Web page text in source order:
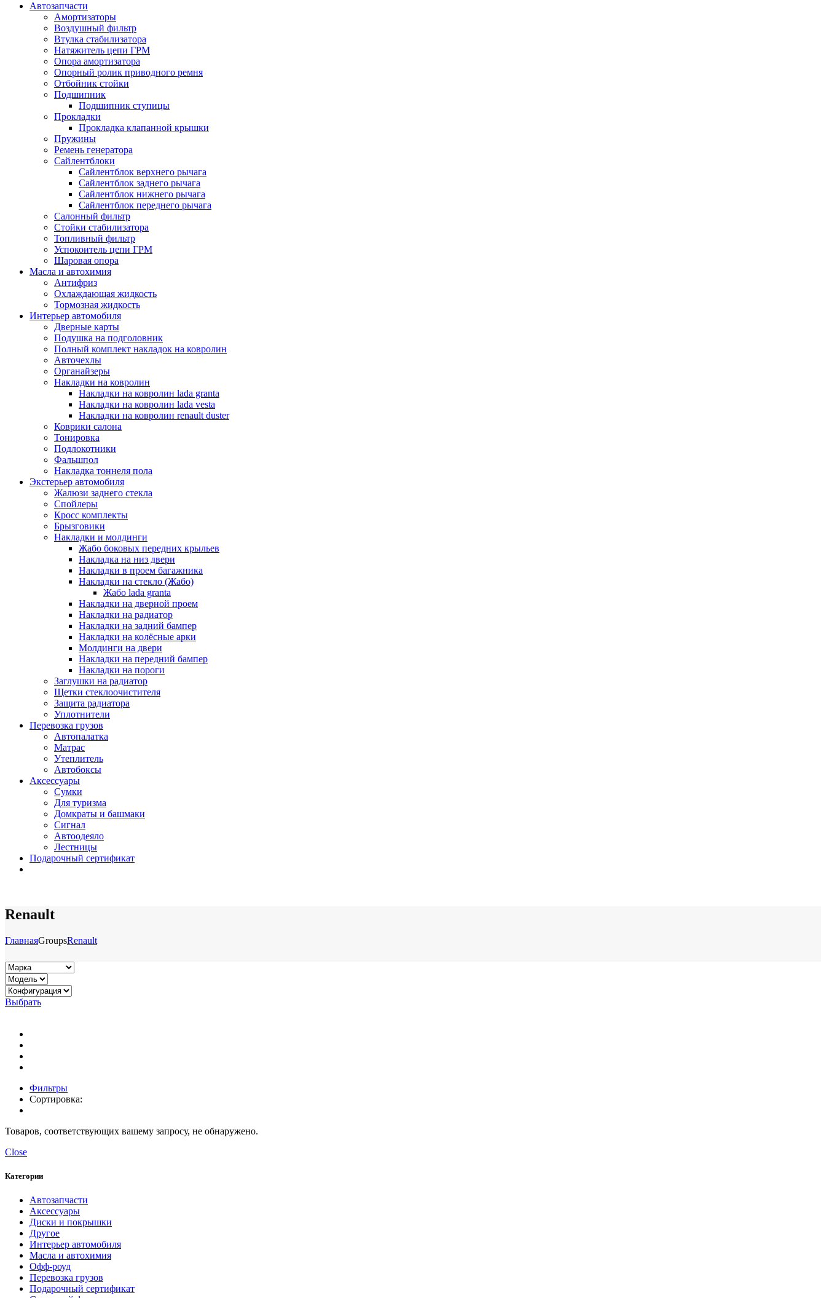
Автозапчасти
Амортизаторы
Воздушный фильтр
Втулка стабилизатора
Натяжитель цепи ГРМ
Опора амортизатора
Опорный ролик приводного ремня
Отбойник стойки
Подшипник
Подшипник ступицы
Прокладки
Прокладка клапанной крышки
Пружины
Ремень генератора
Сайлентблоки
Сайлентблок верхнего рычага
Сайлентблок заднего рычага
Сайлентблок нижнего рычага
Сайлентблок переднего рычага
Салонный фильтр
Стойки стабилизатора
Топливный фильтр
Успокоитель цепи ГРМ
Шаровая опора
Масла и автохимия
Антифриз
Охлаждающая жидкость
Тормозная жидкость
Интерьер автомобиля
Дверные карты
Подушка на подголовник
Полный комплект накладок на ковролин
Авточехлы
Органайзеры
Накладки на ковролин
Накладки на ковролин lada granta
Накладки на ковролин lada vesta
Накладки на ковролин renault duster
Коврики салона
Тонировка
Подлокотники
Фальшпол
Накладка тоннеля пола
Экстерьер автомобиля
Жалюзи заднего стекла
Спойлеры
Кросс комплекты
Брызговики
Накладки и молдинги
Жабо боковых передних крыльев
Накладка на низ двери
Накладки в проем багажника
Накладки на стекло (Жабо)
Жабо lada granta
Накладки на дверной проем
Накладки на радиатор
Накладки на задний бампер
Накладки на колёсные арки
Молдинги на двери
Накладки на передний бампер
Накладки на пороги
Заглушки на радиатор
Щетки стеклоочистителя
Защита радиатора
Уплотнители
Перевозка грузов
Автопалатка
Матрас
Утеплитель
Автобоксы
Аксессуары
Сумки
Для туризма
Домкраты и башмаки
Сигнал
Автоодеяло
Лестницы
Подарочный сертификат
Renault
ГлавнаяGroupsRenault
Выбрать
Фильтры
Сортировка:
Товаров, соответствующих вашему запросу, не обнаружено.
Close
Категории
Автозапчасти
Аксессуары
Диски и покрышки
Другое
Интерьер автомобиля
Масла и автохимия
Офф-роуд
Перевозка грузов
Подарочный сертификат